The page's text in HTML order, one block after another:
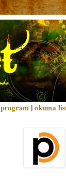
program |okuma